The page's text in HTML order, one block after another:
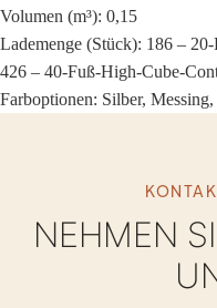
Volumen (m³): 0,15
Lademenge (Stück): 186 –
426 – 40-Fuß-High-Cube-
Farboptionen: Silber,
NEHMEN